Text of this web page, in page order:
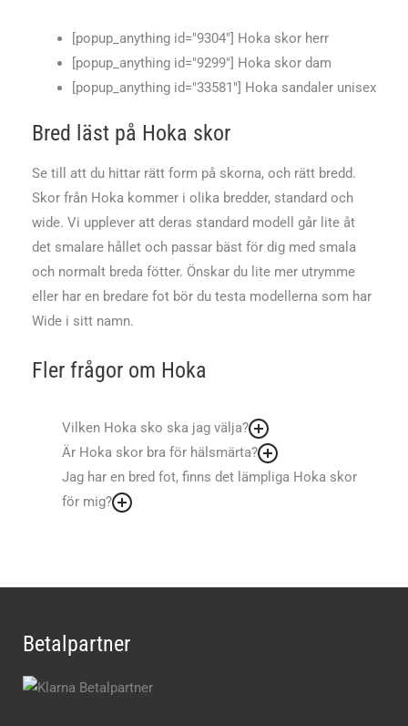
[popup_anything id="9304"] Hoka skor herr
[popup_anything id="9299"] Hoka skor dam
[popup_anything id="33581"] Hoka sandaler unisex
Bred läst på Hoka skor
Se till att du hittar rätt form på skorna, och rätt bredd.
Skor från Hoka kommer i olika bredder, standard och
wide. Vi upplever att deras standard modell går lite åt
det smalare hållet och passar bäst för dig med smala
och normalt breda fötter. Önskar du lite mer utrymme
eller har en bredare fot bör du testa modellerna som har
Wide i sitt namn.
Fler frågor om Hoka
Vilken Hoka sko ska jag välja?
Är Hoka skor bra för hälsmärta?
Jag har en bred fot, finns det lämpliga Hoka skor
för mig?
Betalpartner